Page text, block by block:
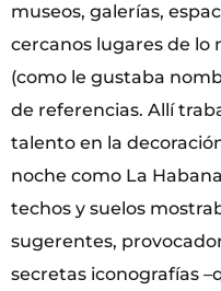
museos, galerías,
cercanos lugares de lo
(como le gustaba
de referencias. Allí
talento en la
noche como La
techos y suelos
sugerentes,
secretas iconografías